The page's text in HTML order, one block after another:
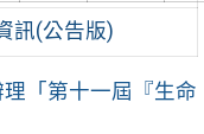
訊(公告版)
「第十一屆『生命